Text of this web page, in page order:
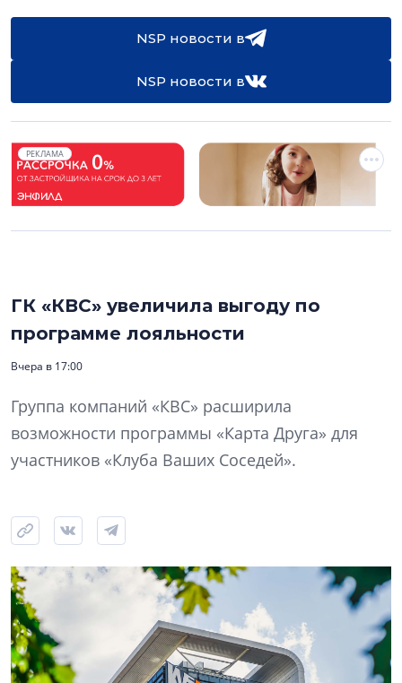
NSP новости в
NSP новости в
РЕКЛАМА
ГК «КВС» увеличила выгоду по
программе лояльности
Вчера в 17:00
Группа компаний «КВС» расширила
возможности программы «Карта Друга» для
участников «Клуба Ваших Соседей».